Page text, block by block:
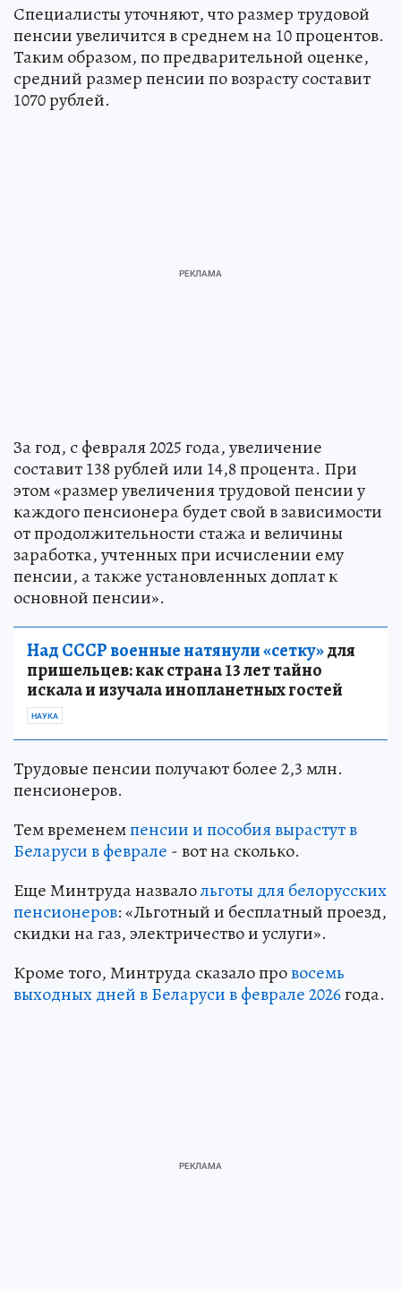
Специалисты уточняют, что размер трудовой
пенсии увеличится в среднем на 10 процентов.
Таким образом, по предварительной оценке,
средний размер пенсии по возрасту составит
1070 рублей.
За год, с февраля 2025 года, увеличение
составит 138 рублей или 14,8 процента. При
этом «размер увеличения трудовой пенсии у
каждого пенсионера будет свой в зависимости
от продолжительности стажа и величины
заработка, учтенных при исчислении ему
пенсии, а также установленных доплат к
основной пенсии».
Над СССР военные натянули «сетку»для
пришельцев: как страна 13 лет тайно
искала и изучала инопланетных гостей
НАУКА
Трудовые пенсии получают более 2,3 млн.
пенсионеров.
Тем временемпенсии и пособия вырастут в
Беларуси в феврале - вот на сколько.
Еще Минтруда назвалольготы для белорусских
пенсионеров: «Льготный и бесплатный проезд,
скидки на газ, электричество и услуги».
Кроме того, Минтруда сказало провосемь
выходных дней в Беларуси в феврале 2026года.